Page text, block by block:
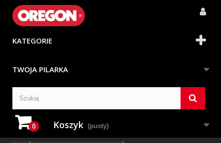
KATEGORIE
TWOJA PILARKA
0 Koszyk (pusty)